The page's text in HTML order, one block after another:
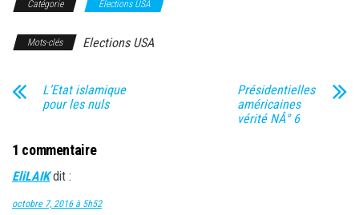
Catégorie Elections USA
Mots-clés Elections USA
L’Etat islamique
pour les nuls
Présidentielles
américaines
vérité NÂ° 6
1 commentaire
EliLAIK dit :
octobre 7, 2016 à 5h52